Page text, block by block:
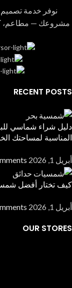
نوفر خدمة
مشروعك — مطاعم،
RECENT POSTS
دليل شراء شماسي
المناسبة لمساحتك
أبريل 1, 2026
كيف تختار أفضل
أبريل 1, 2026
OUR STORES